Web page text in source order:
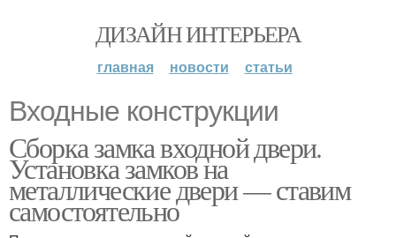
ДИЗАЙН ИНТЕРЬЕРА
главная новости статьи
Входные конструкции
Сборка замка входной двери.
Установка замков на
металлические двери — ставим
самостоятельно